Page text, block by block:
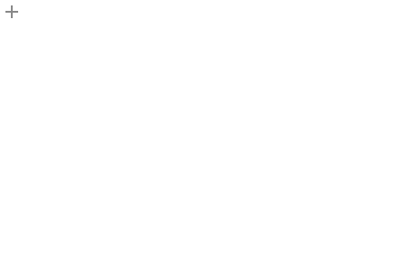
Skip